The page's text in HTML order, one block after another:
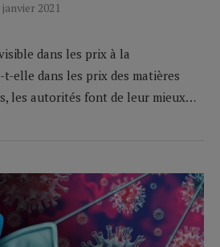
janvier 2021
dans les prix à la
elle dans les prix des matières
les autorités font de leur mieux…